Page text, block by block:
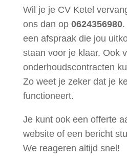
Wil je je CV Ketel
ons dan op 0624356980.
een afspraak die jou
staan voor je klaar. Ook
onderhoudscontracten
Zo weet je zeker dat je
functioneert.
Je kunt ook een offerte
website of een bericht
We reageren altijd snel!